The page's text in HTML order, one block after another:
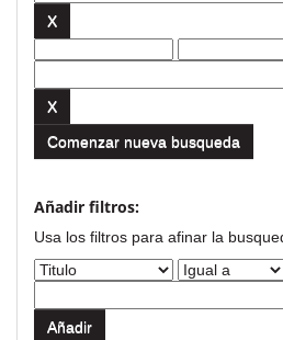
Comenzar nueva busqueda
Añadir filtros:
Usa los filtros para afinar la